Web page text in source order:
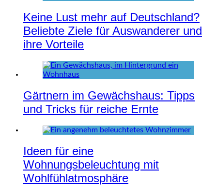
Keine Lust mehr auf Deutschland?
Beliebte Ziele für Auswanderer und
ihre Vorteile
Gärtnern im Gewächshaus: Tipps
und Tricks für reiche Ernte
Ideen für eine
Wohnungsbeleuchtung mit
Wohlfühlatmosphäre